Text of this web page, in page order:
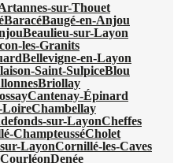
sur-Thouet
BaracéBaugé-en-Anjou
Beaulieu-sur-Layon
les-Granits
Bellevigne-en-Layon
Saint-SulpiceBlou
Briollay
Cantenay-Épinard
LoireChambellay
sur-LayonCheffes
ChampteusséCholet
LayonCornillé-les-Caves
CourléonDenée